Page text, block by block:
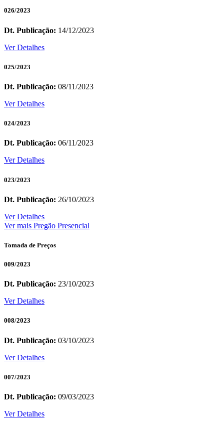
026/2023
Dt. Publicação: 14/12/2023
Ver Detalhes
025/2023
Dt. Publicação: 08/11/2023
Ver Detalhes
024/2023
Dt. Publicação: 06/11/2023
Ver Detalhes
023/2023
Dt. Publicação: 26/10/2023
Ver Detalhes
Ver mais Pregão Presencial
Tomada de Preços
009/2023
Dt. Publicação: 23/10/2023
Ver Detalhes
008/2023
Dt. Publicação: 03/10/2023
Ver Detalhes
007/2023
Dt. Publicação: 09/03/2023
Ver Detalhes